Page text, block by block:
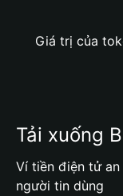
Giá trị của
Tải xuống
Ví tiền điện tử
người tin dùng